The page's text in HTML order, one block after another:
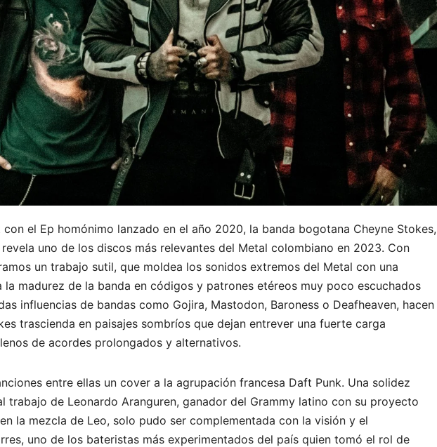
el Ep homónimo lanzado en el año 2020, la banda bogotana Cheyne Stokes,
uno de los discos más relevantes del Metal colombiano en 2023. Con
un trabajo sutil, que moldea los sonidos extremos del Metal con una
madurez de la banda en códigos y patrones etéreos muy poco escuchados
influencias de bandas como Gojira, Mastodon, Baroness o Deafheaven, hacen
trascienda en paisajes sombríos que dejan entrever una fuerte carga
de acordes prolongados y alternativos.
entre ellas un cover a la agrupación francesa Daft Punk. Una solidez
trabajo de Leonardo Aranguren, ganador del Grammy latino con su proyecto
la mezcla de Leo, solo pudo ser complementada con la visión y el
uno de los bateristas más experimentados del país quien tomó el rol de